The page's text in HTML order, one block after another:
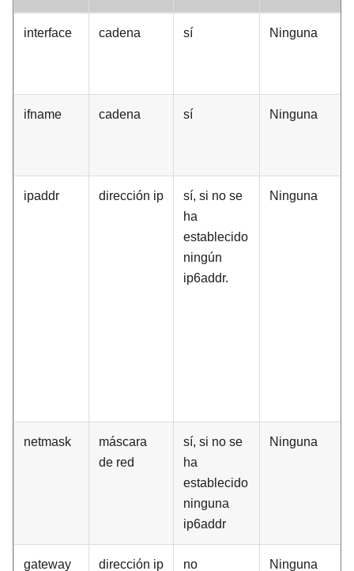
interface cadena sí Ninguna
ifname cadena sí Ninguna
ipaddr dirección ip
sí, si no se
ha
establecido
ningún
ip6addr.
Ninguna
netmask
máscara
de red
sí, si no se
ha
establecido
ninguna
ip6addr
Ninguna
gateway dirección ip no Ninguna